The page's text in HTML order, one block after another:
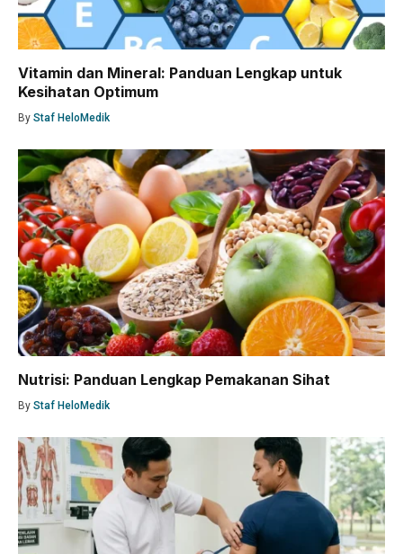
Vitamin dan Mineral: Panduan Lengkap untuk
Kesihatan Optimum
By Staf HeloMedik
Nutrisi: Panduan Lengkap Pemakanan Sihat
By Staf HeloMedik